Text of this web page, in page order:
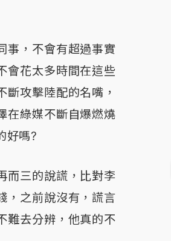
事，不會有超過事實
會花太多時間在這些
攻擊陸配的名嘴，
在綠媒不斷自爆燃燒
好嗎?
而三的說謊，比對李
，之前說沒有，謊言
難去分辨，他真的不